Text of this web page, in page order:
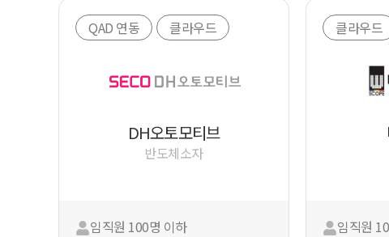
QAD 연동 클라우드
DH오토모티브
반도체소자
임직원 100명 이하
클라우드
임직원